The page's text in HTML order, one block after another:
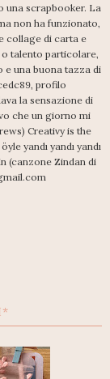
una scrapbooker. La
non ha funzionato,
collage di carta e
talento particolare,
e una buona tazza di
profilo
la sensazione di
che un giorno mi
Creativy is the
yandı yandı yandı
(canzone Zindan di